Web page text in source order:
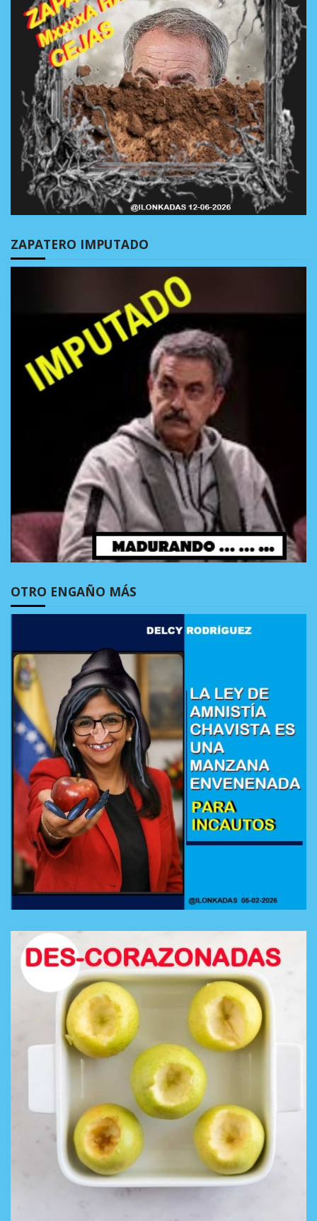
ZAPATERO IMPUTADO
OTRO ENGAÑO MÁS